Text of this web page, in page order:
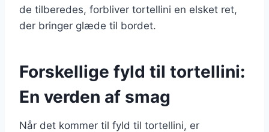
de tilberedes, forbliver tortellini en elsket ret,
der bringer glæde til bordet.
Forskellige fyld til tortellini:
En verden af smag
Når det kommer til fyld til tortellini, er